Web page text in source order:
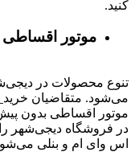
کنید.
موتور اقساطی
تنوع محصولات در
می‌شود. متقاضیان خرید
موتور اقساطی بدون
در فروشگاه دیجی‌شهر را
اس وای ام و بنلی می‌شود، با اقساط ۶۰